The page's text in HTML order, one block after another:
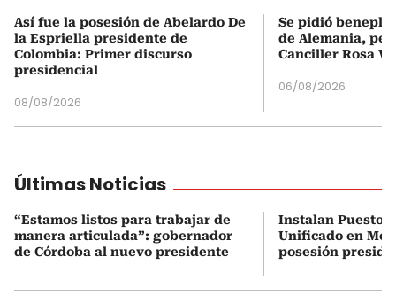
Así fue la posesión de Abelardo De
la Espriella presidente de
Colombia: Primer discurso
presidencial
08/08/2026
Se pidió
de Alemania,
Canciller Rosa
06/08/2026
Últimas Noticias
“Estamos listos para trabajar de
manera articulada”: gobernador
de Córdoba al nuevo presidente
Instalan Puesto
Unificado en
posesión